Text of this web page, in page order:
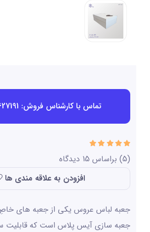
تماس با کارشناس فروش: 09123627191
(5) براساس 15 دیدگاه
افزودن به علاقه مندی ها
جعبه لباس عروس یکی از جعبه های
جعبه سازی آیس پلاس است که قابلیت